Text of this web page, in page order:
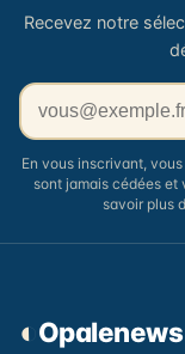
Recevez notre
En vous inscrivant,
sont jamais cédées et
savoir plus
◐ Opalenews